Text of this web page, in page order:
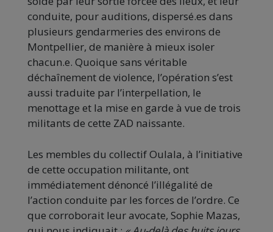
conduite, pour auditions, dispersé.es dans
plusieurs gendarmeries des environs de
Montpellier, de manière à mieux isoler
chacun.e. Quoique sans véritable
déchaînement de violence, l’opération s’est
aussi traduite par l’interpellation, le
menottage et la mise en garde à vue de trois
militants de cette ZAD naissante.
Les membles du collectif Oulala, à l’initiative
de cette occupation militante, ont
immédiatement dénoncé l’illégalité de
l’action conduite par les forces de l’ordre. Ce
que corroborait leur avocate, Sophie Mazas,